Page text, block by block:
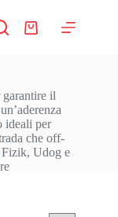
Carrello
garantire il
ideali per
che off-
Udog e